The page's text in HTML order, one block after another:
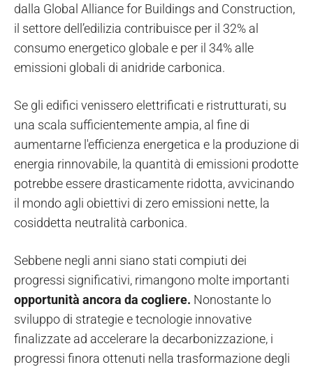
dalla Global Alliance for Buildings and Construction,
il settore dell’edilizia contribuisce per il 32% al
consumo energetico globale e per il 34% alle
emissioni globali di anidride carbonica.
Se gli edifici venissero elettrificati e ristrutturati, su
una scala sufficientemente ampia, al fine di
aumentarne l'efficienza energetica e la produzione di
energia rinnovabile, la quantità di emissioni prodotte
potrebbe essere drasticamente ridotta, avvicinando
il mondo agli obiettivi di zero emissioni nette, la
cosiddetta neutralità carbonica.
Sebbene negli anni siano stati compiuti dei
progressi significativi, rimangono molte importanti
opportunità ancora da cogliere. Nonostante lo
sviluppo di strategie e tecnologie innovative
finalizzate ad accelerare la decarbonizzazione, i
progressi finora ottenuti nella trasformazione degli